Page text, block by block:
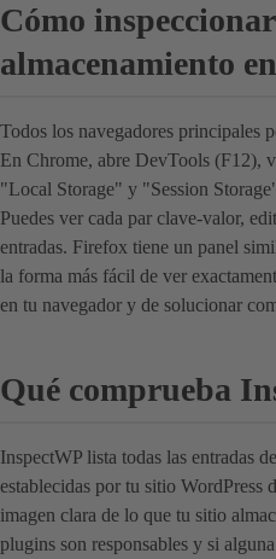
Cómo
almacenamiento
Todos los navegadores principales
En Chrome, abre DevTools (F12),
"Local Storage" y "Session
Puedes ver cada par clave-valor,
entradas. Firefox tiene un panel
la forma más fácil de ver
en tu navegador y de solucionar
Qué comprueba
InspectWP lista todas las entradas
establecidas por tu sitio WordPress
imagen clara de lo que tu sitio
plugins son responsables y si